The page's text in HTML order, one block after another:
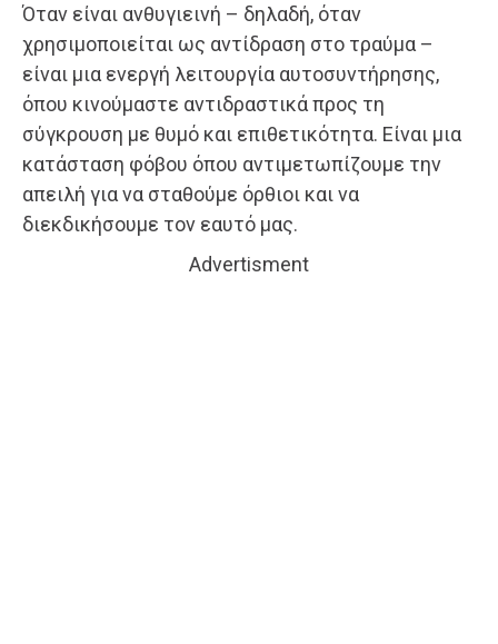
Όταν είναι ανθυγιεινή – δηλαδή, όταν
χρησιμοποιείται ως αντίδραση στο τραύμα –
είναι μια ενεργή λειτουργία αυτοσυντήρησης,
όπου κινούμαστε αντιδραστικά προς τη
σύγκρουση με θυμό και επιθετικότητα. Είναι μια
κατάσταση φόβου όπου αντιμετωπίζουμε την
απειλή για να σταθούμε όρθιοι και να
διεκδικήσουμε τον εαυτό μας.
Advertisment